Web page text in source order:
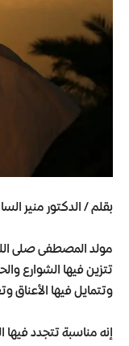
بقلم / الدكتور منير
مولد المصطفى صلى
تتزين فيها الشوارع
وتتمايل فيها الأعناق
إنه مناسبة تتجدد